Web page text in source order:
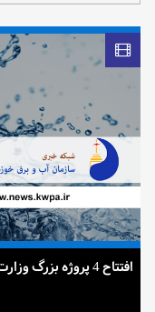
افتتاح 4 پروژه بزرگ وزارت نیرو با دستور رئیس جمهور